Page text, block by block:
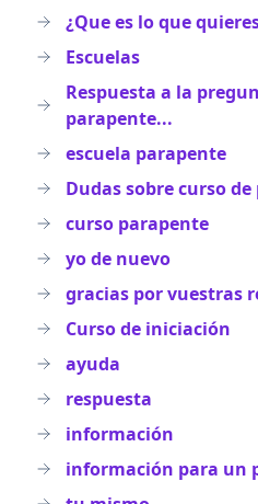
¿Que es lo que
Escuelas
Respuesta a la
parapente...
escuela parapente
Dudas sobre curso
curso parapente
yo de nuevo
gracias por vuestras
Curso de iniciación
ayuda
respuesta
información
información para un